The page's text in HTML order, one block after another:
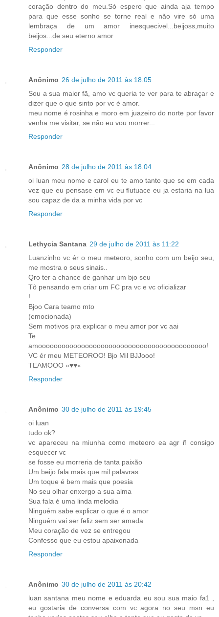
coração dentro do meu.Só espero que ainda aja tempo
para que esse sonho se torne real e não vire só uma
lembraça de um amor inesquecivel...beijoss,muito
beijos...de seu eterno amor
Responder
Anônimo 26 de julho de 2011 às 18:05
Sou a sua maior fã, amo vc queria te ver para te abraçar e
dizer que o que sinto por vc é amor.
meu nome é rosinha e moro em juazeiro do norte por favor
venha me visitar, se não eu vou morrer...
Responder
Anônimo 28 de julho de 2011 às 18:04
oi luan meu nome e carol eu te amo tanto que se em cada
vez que eu pensase em vc eu flutuace eu ja estaria na lua
sou capaz de da a minha vida por vc
Responder
Lethycia Santana 29 de julho de 2011 às 11:22
Luanzinho vc ér o meu meteoro, sonho com um beijo seu,
me mostra o seus sinais..
Qro ter a chance de ganhar um bjo seu
Tô pensando em criar um FC pra vc e vc oficializar
!
Bjoo Cara teamo mto
(emocionada)
Sem motivos pra explicar o meu amor por vc aai
Te
amooooooooooooooooooooooooooooooooooooooooooo!
VC ér meu METEOROO! Bjo Mil BJJooo!
TEAMOOO »♥♥«
Responder
Anônimo 30 de julho de 2011 às 19:45
oi luan
tudo ok?
vc apareceu na miunha como meteoro ea agr ñ consigo
esquecer vc
se fosse eu morreria de tanta paixão
Um beijo fala mais que mil palavras
Um toque é bem mais que poesia
No seu olhar enxergo a sua alma
Sua fala é uma linda melodia
Ninguém sabe explicar o que é o amor
Ninguém vai ser feliz sem ser amada
Meu coração de vez se entregou
Confesso que eu estou apaixonada
Responder
Anônimo 30 de julho de 2011 às 20:42
luan santana meu nome e eduarda eu sou sua maio fa1 ,
eu gostaria de conversa com vc agora no seu msn eu